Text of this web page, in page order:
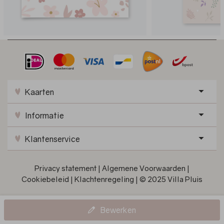
Bewerken
Kaarten
Informatie
Klantenservice
Privacy statement | Algemene Voorwaarden |
Cookiebeleid | Klachtenregeling | © 2025 Villa Pluis